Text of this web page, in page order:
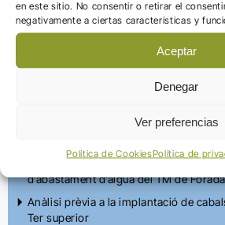
en este sitio. No consentir o retirar el
negativamente a ciertas características y
Aceptar
Denegar
Ver preferencias
Política de CookiesPolítica de
existent a la zona costanera i
Preparació de l’oferta tècnica per a la
d’abastament d’aigua del TM de
Anàlisi prèvia a la implantació de
Ter superior